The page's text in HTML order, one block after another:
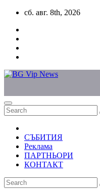
Skip
content
сб. авг. 8th, 2026
СЪБИТИЯ
Реклама
ПАРТНЬОРИ
КОНТАКТ